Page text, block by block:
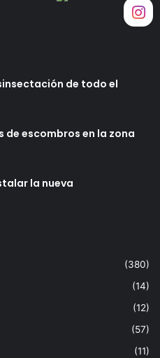
de todo el
de escombros en la zona
la nueva
(380)
(14)
(12)
(57)
(11)